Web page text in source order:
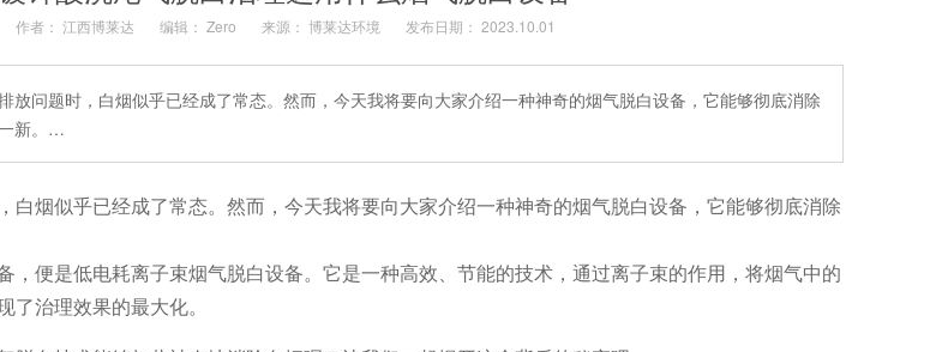
作者： 江西博莱达 编辑： Zero 来源： 博莱达环境 发布日期： 2023.10.01
放问题时，白烟似乎已经成了常态。然而，今天我将要向大家介绍一种神奇的烟气脱白设备，它能够彻底消除
新。…
白烟似乎已经成了常态。然而，今天我将要向大家介绍一种神奇的烟气脱白设备，它能够彻底消除
，便是低电耗离子束烟气脱白设备。它是一种高效、节能的技术，通过离子束的作用，将烟气中的
治理效果的最大化。